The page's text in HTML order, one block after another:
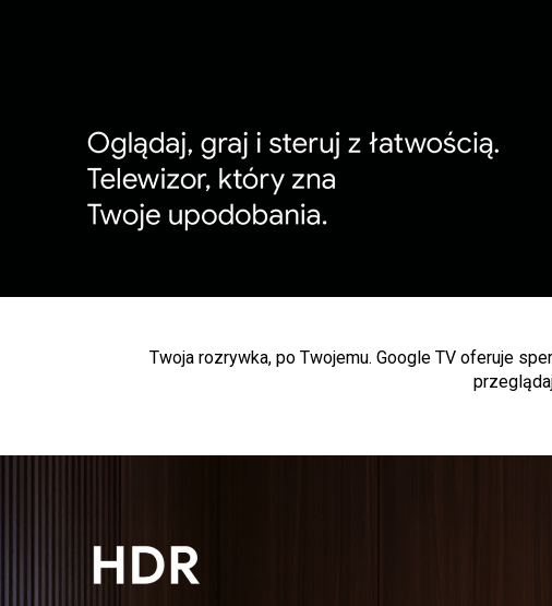
Twoja rozrywka, po Twojemu. Google TV oferuje